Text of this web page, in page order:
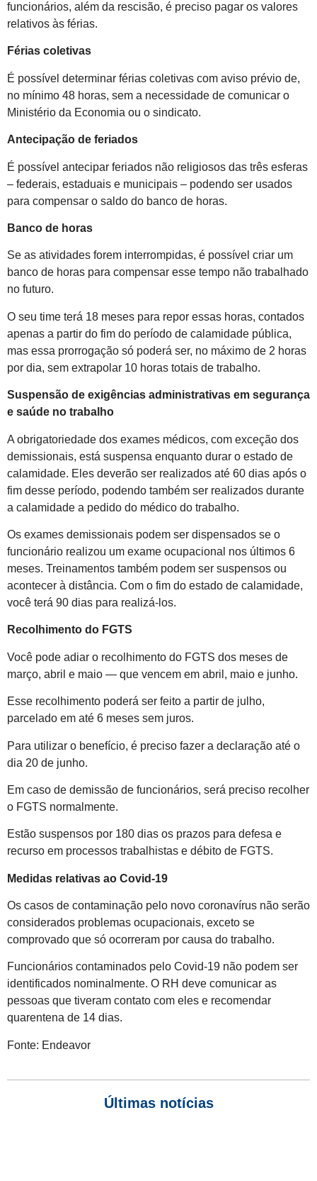
funcionários, além da rescisão, é preciso pagar os valores
relativos às férias.
Férias coletivas
É possível determinar férias coletivas com aviso prévio de,
no mínimo 48 horas, sem a necessidade de comunicar o
Ministério da Economia ou o sindicato.
Antecipação de feriados
É possível antecipar feriados não religiosos das três esferas
– federais, estaduais e municipais – podendo ser usados
para compensar o saldo do banco de horas.
Banco de horas
Se as atividades forem interrompidas, é possível criar um
banco de horas para compensar esse tempo não trabalhado
no futuro.
O seu time terá 18 meses para repor essas horas, contados
apenas a partir do fim do período de calamidade pública,
mas essa prorrogação só poderá ser, no máximo de 2 horas
por dia, sem extrapolar 10 horas totais de trabalho.
Suspensão de exigências administrativas em segurança
e saúde no trabalho
A obrigatoriedade dos exames médicos, com exceção dos
demissionais, está suspensa enquanto durar o estado de
calamidade. Eles deverão ser realizados até 60 dias após o
fim desse período, podendo também ser realizados durante
a calamidade a pedido do médico do trabalho.
Os exames demissionais podem ser dispensados se o
funcionário realizou um exame ocupacional nos últimos 6
meses. Treinamentos também podem ser suspensos ou
acontecer à distância. Com o fim do estado de calamidade,
você terá 90 dias para realizá-los.
Recolhimento do FGTS
Você pode adiar o recolhimento do FGTS dos meses de
março, abril e maio — que vencem em abril, maio e junho.
Esse recolhimento poderá ser feito a partir de julho,
parcelado em até 6 meses sem juros.
Para utilizar o benefício, é preciso fazer a declaração até o
dia 20 de junho.
Em caso de demissão de funcionários, será preciso recolher
o FGTS normalmente.
Estão suspensos por 180 dias os prazos para defesa e
recurso em processos trabalhistas e débito de FGTS.
Medidas relativas ao Covid-19
Os casos de contaminação pelo novo coronavírus não serão
considerados problemas ocupacionais, exceto se
comprovado que só ocorreram por causa do trabalho.
Funcionários contaminados pelo Covid-19 não podem ser
identificados nominalmente. O RH deve comunicar as
pessoas que tiveram contato com eles e recomendar
quarentena de 14 dias.
Fonte: Endeavor
Últimas notícias